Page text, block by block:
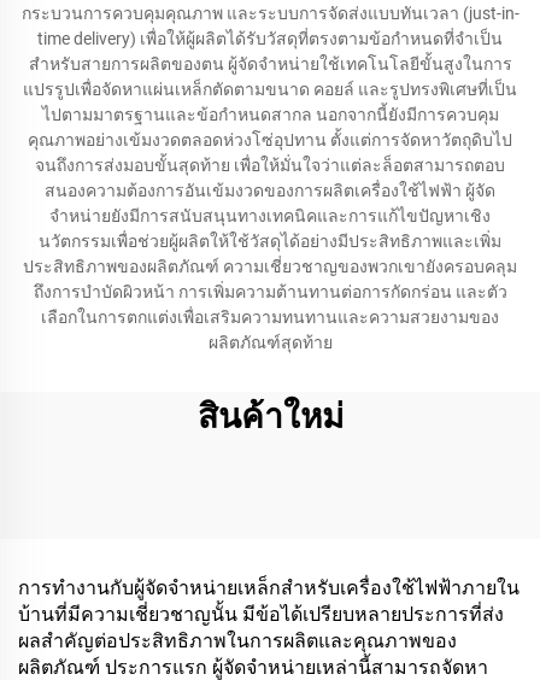
กระบวนการควบคุมคุณภาพ และระบบการจัดส่งแบบทันเวลา (just-in-
time delivery) เพื่อให้ผู้ผลิตได้รับวัสดุที่ตรงตามข้อกำหนดที่จำเป็น
สำหรับสายการผลิตของตน ผู้จัดจำหน่ายใช้เทคโนโลยีขั้นสูงในการ
แปรรูปเพื่อจัดหาแผ่นเหล็กตัดตามขนาด คอยล์ และรูปทรงพิเศษที่เป็น
ไปตามมาตรฐานและข้อกำหนดสากล นอกจากนี้ยังมีการควบคุม
คุณภาพอย่างเข้มงวดตลอดห่วงโซ่อุปทาน ตั้งแต่การจัดหาวัตถุดิบไป
จนถึงการส่งมอบขั้นสุดท้าย เพื่อให้มั่นใจว่าแต่ละล็อตสามารถตอบ
สนองความต้องการอันเข้มงวดของการผลิตเครื่องใช้ไฟฟ้า ผู้จัด
จำหน่ายยังมีการสนับสนุนทางเทคนิคและการแก้ไขปัญหาเชิง
นวัตกรรมเพื่อช่วยผู้ผลิตให้ใช้วัสดุได้อย่างมีประสิทธิภาพและเพิ่ม
ประสิทธิภาพของผลิตภัณฑ์ ความเชี่ยวชาญของพวกเขายังครอบคลุม
ถึงการบำบัดผิวหน้า การเพิ่มความต้านทานต่อการกัดกร่อน และตัว
เลือกในการตกแต่งเพื่อเสริมความทนทานและความสวยงามของ
ผลิตภัณฑ์สุดท้าย
สินค้าใหม่
การทำงานกับผู้จัดจำหน่ายเหล็กสำหรับเครื่องใช้ไฟฟ้าภายใน
บ้านที่มีความเชี่ยวชาญนั้น มีข้อได้เปรียบหลายประการที่ส่ง
ผลสำคัญต่อประสิทธิภาพในการผลิตและคุณภาพของ
ผลิตภัณฑ์ ประการแรก ผู้จัดจำหน่ายเหล่านี้สามารถจัดหา